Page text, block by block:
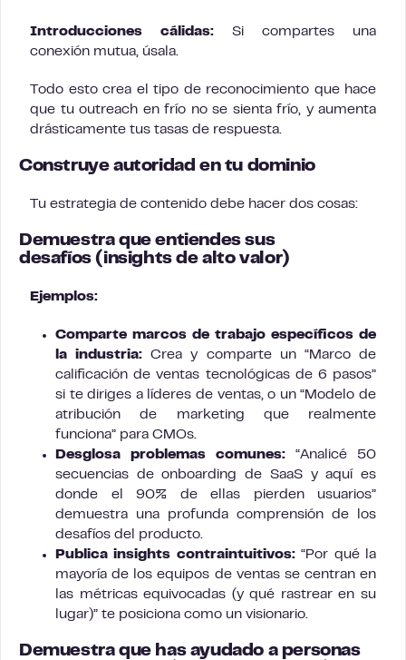
Introducciones cálidas: Si compartes una
conexión mutua, úsala.
Todo esto crea el tipo de reconocimiento que hace
que tu outreach en frío no se sienta frío, y aumenta
drásticamente tus tasas de respuesta.
Construye autoridad en tu dominio
Tu estrategia de contenido debe hacer dos cosas:
Demuestra que entiendes sus
desafíos(insights de alto valor)
Ejemplos:
Comparte marcos de trabajo específicos de
la industria: Crea y comparte un “Marco de
calificación de ventas tecnológicas de 6 pasos”
si te diriges a líderes de ventas, o un “Modelo de
atribución de marketing que realmente
funciona” para CMOs.
Desglosa problemas comunes: “Analicé 50
secuencias de onboarding de SaaS y aquí es
donde el 90% de ellas pierden usuarios”
demuestra una profunda comprensión de los
desafíos del producto.
Publica insights contraintuitivos:“Por qué la
mayoría de los equipos de ventas se centran en
las métricas equivocadas (y qué rastrear en su
lugar)” te posiciona como un visionario.
Demuestra que has ayudado a personas